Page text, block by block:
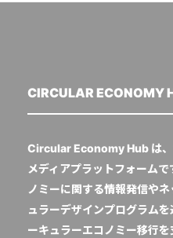
CIRCULAR ECONOMY
Circular Economy Hub は、
メディアプラットフォーム
ノミーに関する情報発信や
ュラーデザインプログラム
ーキュラーエコノミー移行を